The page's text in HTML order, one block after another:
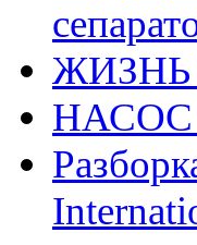
ЖИЗНЬ
НАСОС